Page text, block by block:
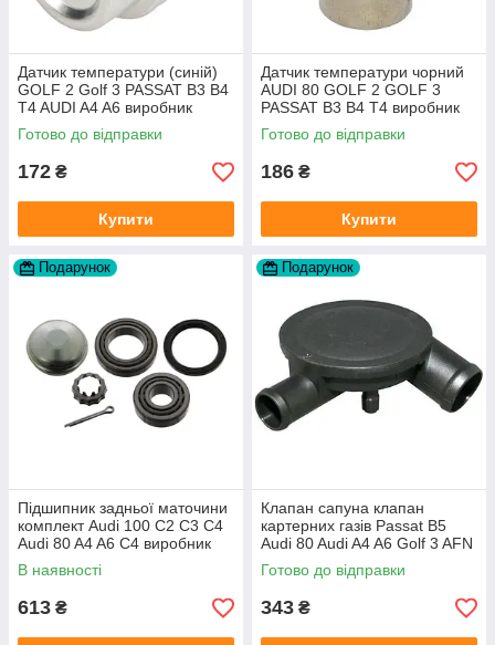
Датчик температури (синій)
GOLF 2 Golf 3 PASSAT B3 B4
T4 AUDI A4 A6 виробник
Topran Німеччина
Готово до відправки
172 ₴
Купити
Датчик температури чорний
AUDI 80 GOLF 2 GOLF 3
PASSAT B3 B4 T4 виробник
TOPRAN Німеччина
Готово до відправки
186 ₴
Купити
Подарунок
Підшипник задньої маточини
комплект Audi 100 C2 C3 C4
Audi 80 A4 A6 C4 виробник
FAG
В наявності
613 ₴
Подарунок
Клапан сапуна клапан
картерних газів Passat B5
Audi 80 Audi A4 A6 Golf 3 AFN
1Y AAZ 1Z AFF AEY AAZ AHB
AHU
Готово до відправки
343 ₴